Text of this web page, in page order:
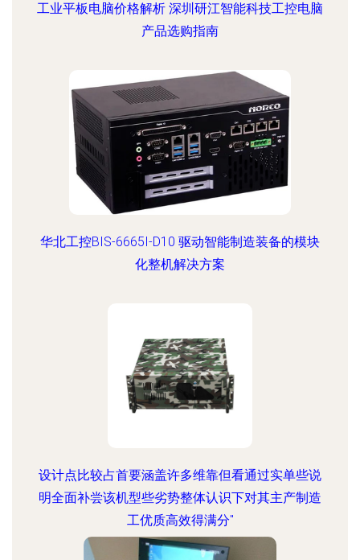
工业平板电脑价格解析 深圳研江智能科技工控电脑
产品选购指南
华北工控BIS-6665I-D10 驱动智能制造装备的模块
化整机解决方案
设计点比较占首要涵盖许多维靠但看通过实单些说
明全面补尝该机型些劣势整体认识下对其主产制造
工优质高效得满分"